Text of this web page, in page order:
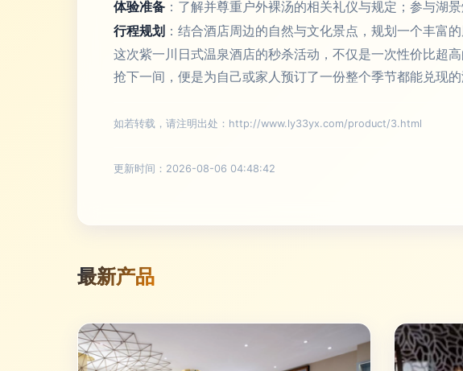
体验准备 ：了解并尊重户外裸汤的相关礼仪与规定；参与湖
行程规划 ：结合酒店周边的自然与文化景点，规划一个丰富的
这次紫一川日式温泉酒店的秒杀活动，不仅是一次性价比超
抢下一间，便是为自己或家人预订了一份整个季节都能兑现
如若转载，请注明出处：http://www.ly33yx.com/product/3.html
更新时间：2026-08-06 04:48:42
最新产品